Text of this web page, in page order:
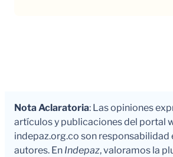
Nota Aclaratoria: Las opiniones
artículos y publicaciones del portal
indepaz.org.co son responsabilidad
autores. En Indepaz, valoramos la